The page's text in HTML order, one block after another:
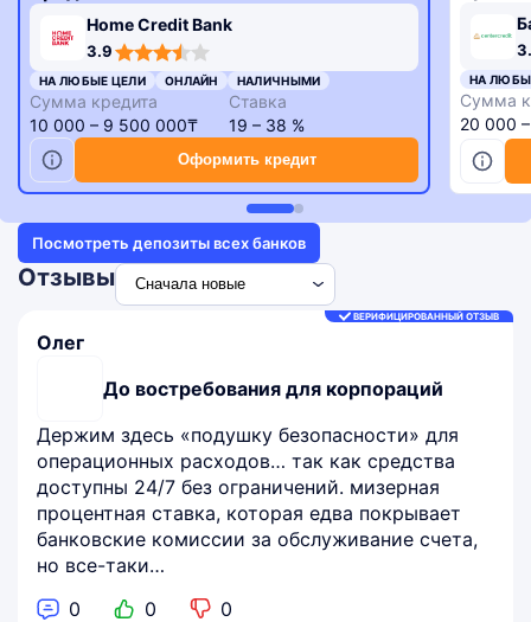
Home Credit Bank
3.9
rating
НА ЛЮБЫЕ ЦЕЛИ ОНЛАЙН НАЛИЧНЫМИ
Сумма кредита
10 000 – 9 500 000₸
Ставка
19 – 38 %
Оформить кредит
НА
Сумма
20 000
Посмотреть депозиты всех банков
Отзывы
Олег
До востребования для корпораций
ВЕРИФИЦИРОВАННЫЙ ОТЗЫВ
Держим здесь «подушку безопасности» для
операционных расходов… так как средства
доступны 24/7 без ограничений. мизерная
процентная ставка, которая едва покрывает
банковские комиссии за обслуживание счета,
но все-таки…
0
0 0